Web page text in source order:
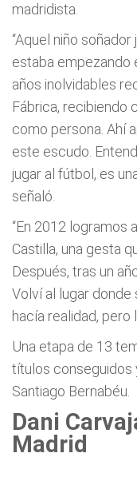
madridista.
“Aquel niño
estaba empezando
años inolvidables
Fábrica, recibiendo
como persona. Ahí
este escudo.
jugar al fútbol, es
señaló.
“En 2012 logramos
Castilla, una gesta
Después, tras un
Volví al lugar donde
hacía realidad, pero
Una etapa de 13
títulos conseguidos
Santiago Bernabéu.
Dani
Madrid